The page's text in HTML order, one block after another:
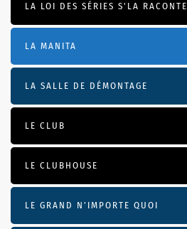
LA LOI DES SÉRIES S'LA RACONTE
LA MANITA
LA SALLE DE DÉMONTAGE
LE CLUB
LE CLUBHOUSE
LE GRAND N’IMPORTE QUOI